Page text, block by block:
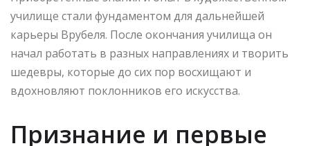
училище стали фундаментом для дальнейшей
карьеры Врубеля. После окончания училища он
начал работать в разных направлениях и творить
шедевры, которые до сих пор восхищают и
вдохновляют поклонников его искусства.
Признание и первые